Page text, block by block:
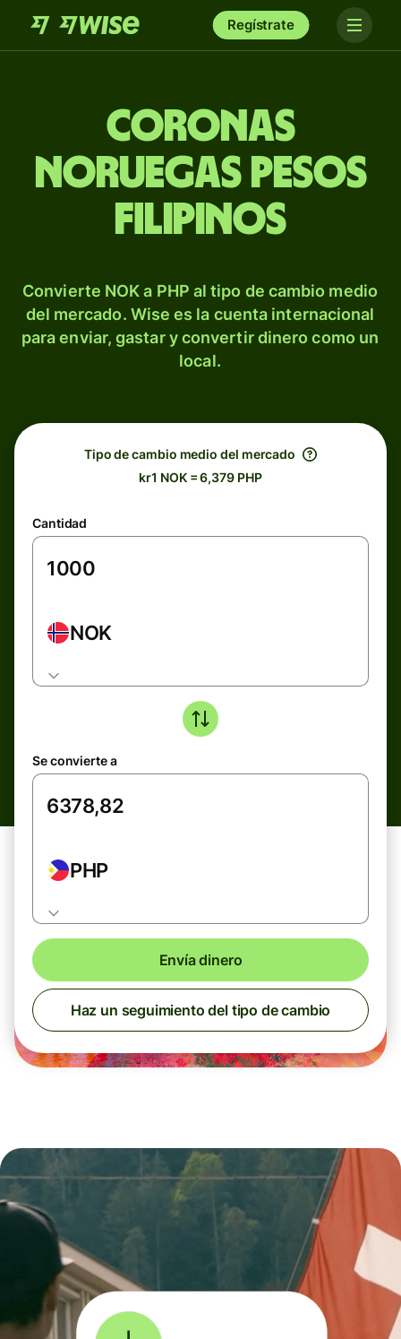
Regístrate
Coronas
noruegas pesos
filipinos
Convierte NOK a PHP al tipo de cambio medio
del mercado. Wise es la cuenta internacional
para enviar, gastar y convertir dinero como un
local.
Tipo de cambio medio del mercado
kr1 NOK = 6,379 PHP
Cantidad
NOK
Se convierte a
PHP
Envía dinero
Haz un seguimiento del tipo de cambio